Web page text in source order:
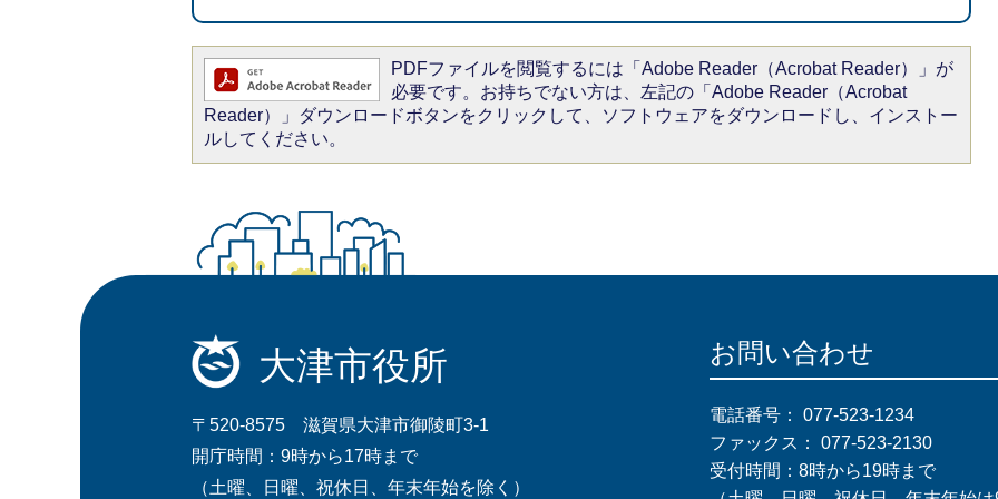
PDFファイルを閲覧するには「Adobe Reader（Acrobat Reader）」が
必要です。お持ちでない方は、左記の「Adobe Reader（Acrobat
Reader）」ダウンロードボタンをクリックして、ソフトウェアをダウンロードし、インストー
ルしてください。
大津市役所
〒520-8575 滋賀県大津市御陵町3-1
開庁時間：9時から17時まで
（土曜、日曜、祝休日、年末年始を除く）
お問い合わせ
電話番号： 077-523-1234
ファックス： 077-523-2130
受付時間：8時から19時まで